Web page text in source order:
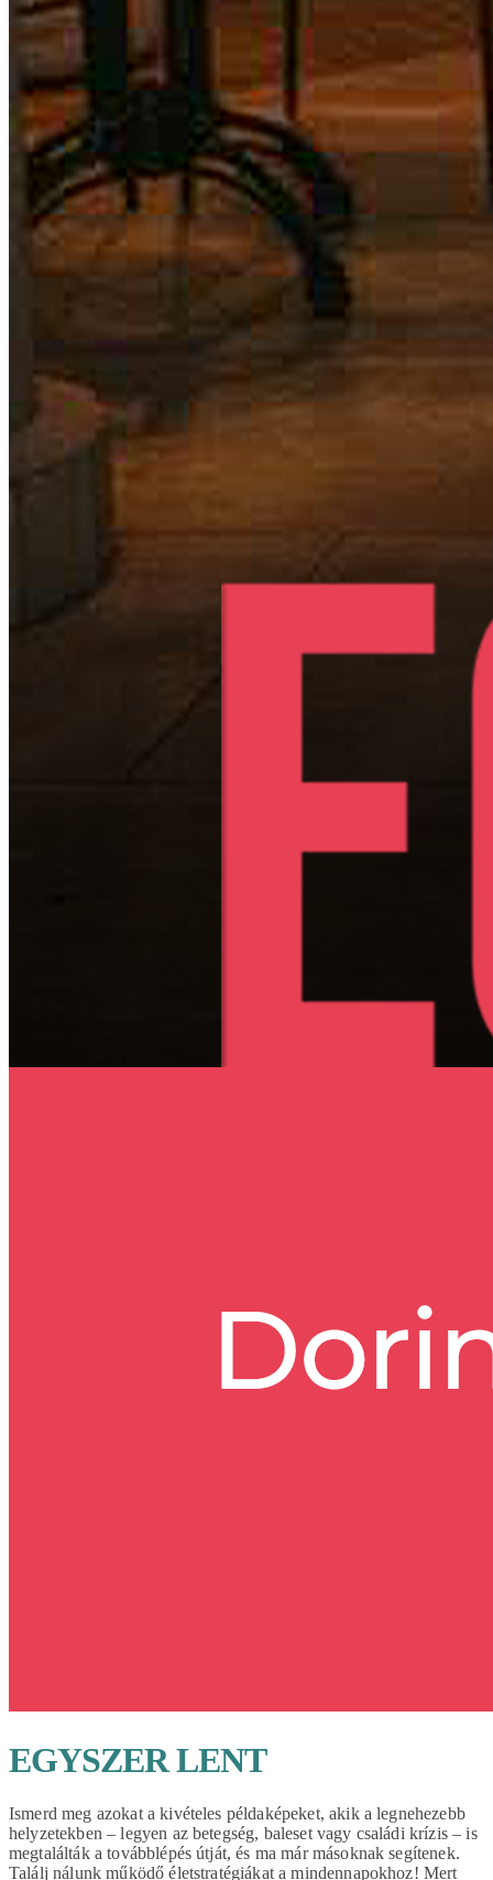
EGYSZER LENT
Ismerd meg azokat a kivételes példaképeket, akik a legnehezebb
helyzetekben – legyen az betegség, baleset vagy családi krízis – is
megtalálták a továbblépés útját, és ma már másoknak segítenek.
Találj nálunk működő életstratégiákat a mindennapokhoz! Mert